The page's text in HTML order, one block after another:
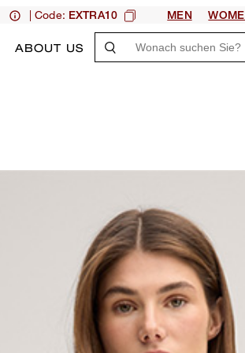
| Code: EXTRA10 MEN
ABOUT US